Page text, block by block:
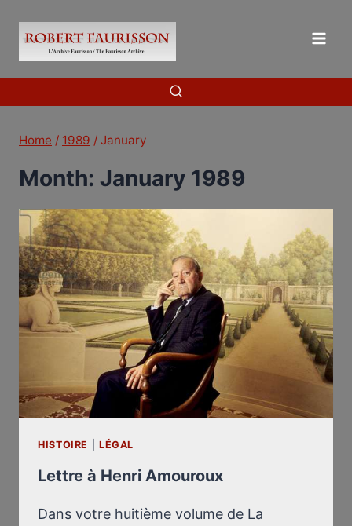
content
Home / 1989 / January
Month: January 1989
HISTOIRE LÉGAL
Lettre à Henri Amouroux
Dans votre huitième volume de La